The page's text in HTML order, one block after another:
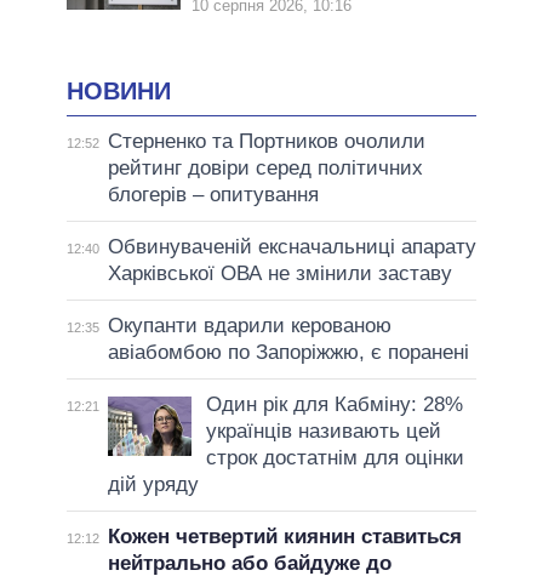
10 серпня 2026, 10:16
НОВИНИ
12:52
Стерненко та Портников очолили
рейтинг довіри серед політичних
блогерів – опитування
12:40 Обвинуваченій ексначальниці апарату
Харківської ОВА не змінили заставу
12:35 Окупанти вдарили керованою
авіабомбою по Запоріжжю, є поранені
12:21
Один рік для Кабміну: 28%
українців називають цей
строк достатнім для оцінки
дій уряду
12:12
Кожен четвертий киянин ставиться
нейтрально або байдуже до